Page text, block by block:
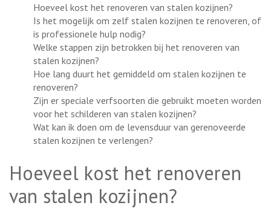
Hoeveel kost het renoveren van stalen kozijnen?
Is het mogelijk om zelf stalen kozijnen te renoveren, of
is professionele hulp nodig?
Welke stappen zijn betrokken bij het renoveren van
stalen kozijnen?
Hoe lang duurt het gemiddeld om stalen kozijnen te
renoveren?
Zijn er speciale verfsoorten die gebruikt moeten worden
voor het schilderen van stalen kozijnen?
Wat kan ik doen om de levensduur van gerenoveerde
stalen kozijnen te verlengen?
Hoeveel kost het renoveren
van stalen kozijnen?